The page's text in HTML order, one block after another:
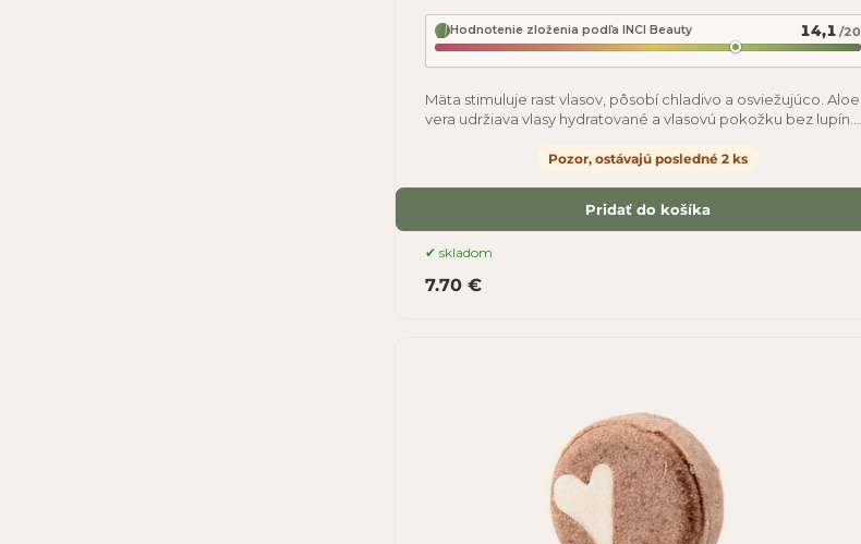
Hodnotenie zloženia podľa INCI Beauty 14,1 /20
Mäta stimuluje rast vlasov, pôsobí chladivo a osviežujúco. Aloe
vera udržiava vlasy hydratované a vlasovú pokožku bez lupín.
skladom
Pozor, ostávajú posledné 2 ks
7.70 €
Pridať do košíka